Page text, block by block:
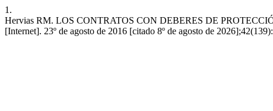
1.
Hervias RM. LOS CONTRATOS CON DEBERES DE
[Internet]. 23º de agosto de 2016 [citado 8º de agosto de